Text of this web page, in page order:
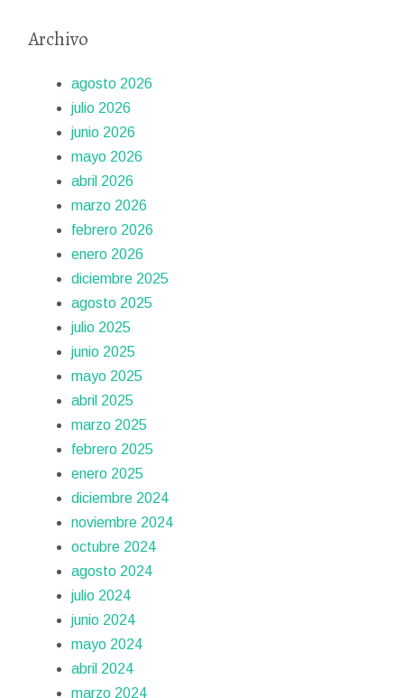
Archivo
agosto 2026
julio 2026
junio 2026
mayo 2026
abril 2026
marzo 2026
febrero 2026
enero 2026
diciembre 2025
agosto 2025
julio 2025
junio 2025
mayo 2025
abril 2025
marzo 2025
febrero 2025
enero 2025
diciembre 2024
noviembre 2024
octubre 2024
agosto 2024
julio 2024
junio 2024
mayo 2024
abril 2024
marzo 2024